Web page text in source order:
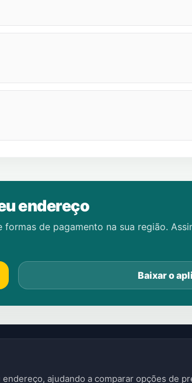
endereço
de pagamento na sua região.
Baixar o
ajudando a comparar opções de